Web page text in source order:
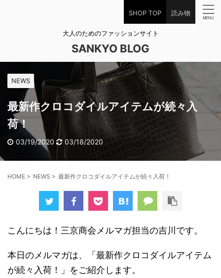
SHOP TOP 読み物
大人のためのファッションサイト
SANKYO BLOG
NEWS
最新作クロコダイルアイテムが続々入
荷！
03/19/2020 03/18/2020
HOME > NEWS > 最新作クロコダイルアイテムが続々入荷！
こんにちは！三京商会メルマガ担当の吉川です。
本日のメルマガは、「最新作クロコダイルアイテム
が続々入荷！」をご紹介します。